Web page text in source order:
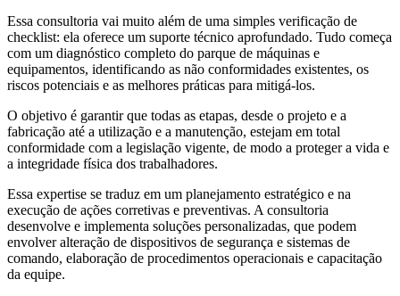
Essa consultoria vai muito além de uma simples verificação de
checklist: ela oferece um suporte técnico aprofundado. Tudo começa
com um diagnóstico completo do parque de máquinas e
equipamentos, identificando as não conformidades existentes, os
riscos potenciais e as melhores práticas para mitigá-los.
O objetivo é garantir que todas as etapas, desde o projeto e a
fabricação até a utilização e a manutenção, estejam em total
conformidade com a legislação vigente, de modo a proteger a vida e
a integridade física dos trabalhadores.
Essa expertise se traduz em um planejamento estratégico e na
execução de ações corretivas e preventivas. A consultoria
desenvolve e implementa soluções personalizadas, que podem
envolver alteração de dispositivos de segurança e sistemas de
comando, elaboração de procedimentos operacionais e capacitação
da equipe.